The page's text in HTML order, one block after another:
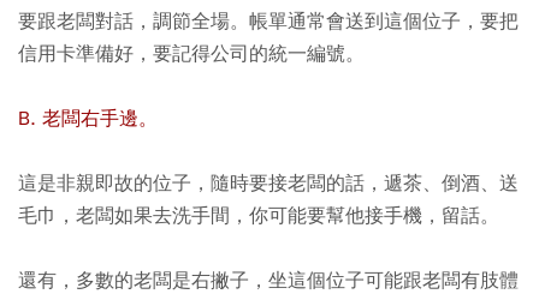
要跟老闆對話，調節全場。帳單通常會送到這個位子，要把
信用卡準備好，要記得公司的統一編號。
B. 老闆右手邊。
這是非親即故的位子，隨時要接老闆的話，遞茶、倒酒、送
毛巾，老闆如果去洗手間，你可能要幫他接手機，留話。
還有，多數的老闆是右撇子，坐這個位子可能跟老闆有肢體